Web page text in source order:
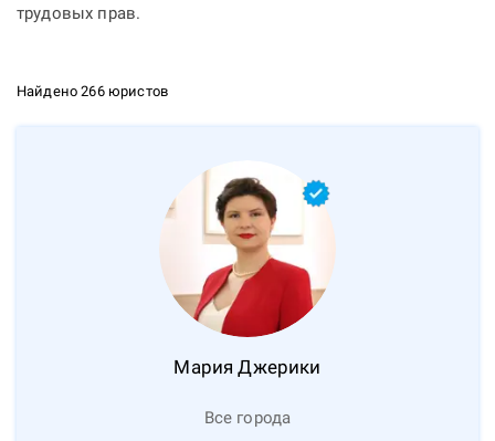
трудовых прав.
Найдено 266 юристов
Мария Джерики
Все города